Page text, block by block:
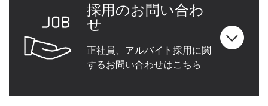
採用のお問い合わ
せ
正社員、アルバイト採用に関
するお問い合わせはこちら